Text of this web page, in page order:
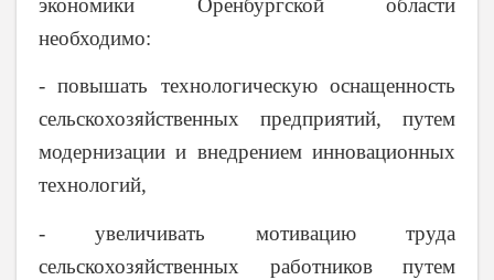
экономики Оренбургской области
необходимо:
- повышать технологическую оснащенность
сельскохозяйственных предприятий, путем
модернизации и внедрением инновационных
технологий,
- увеличивать мотивацию труда
сельскохозяйственных работников путем